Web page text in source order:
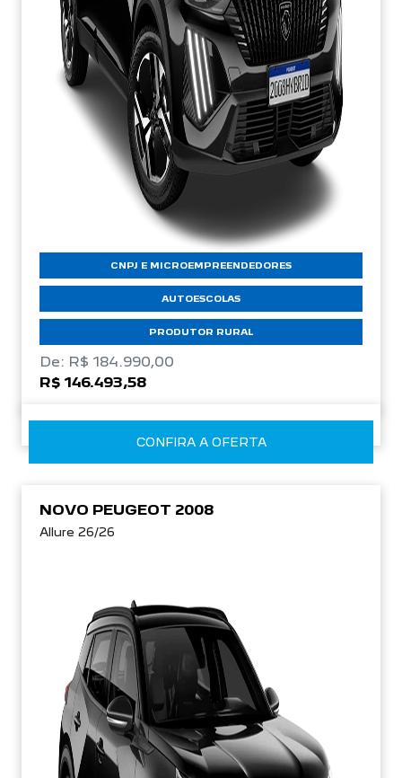
CNPJ E MICROEMPREENDEDORES
AUTOESCOLAS
PRODUTOR RURAL
De: R$ 184.990,00
R$ 146.493,58
CONFIRA A OFERTA
NOVO PEUGEOT 2008
Allure 26/26